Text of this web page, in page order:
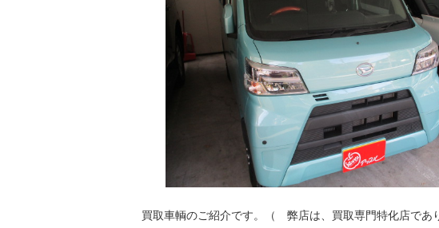
買取車輌のご紹介です。（ 弊店は、買取専門特化店であ